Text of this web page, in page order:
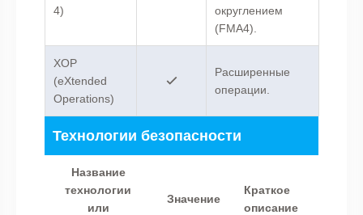
4)
округлением
(FMA4).
XOP
(eXtended
Operations)
Расширенные
операции.
Технологии безопасности
Название
технологии
или
Значение
Краткое
описание